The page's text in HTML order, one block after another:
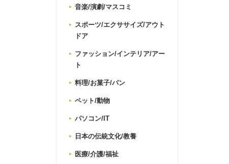
音楽/演劇/マスコミ
スポーツ/エクササイズ/アウト
ドア
ファッション/インテリア/アー
ト
料理/お菓子/パン
ペット/動物
パソコン/IT
日本の伝統文化/教養
医療/介護/福祉